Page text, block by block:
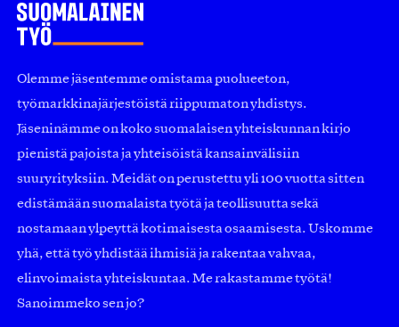
Olemme jäsentemme omistama puolueeton,
työmarkkinajärjestöistä riippumaton yhdistys.
Jäseninämme on koko suomalaisen yhteiskunnan kirjo
pienistä pajoista ja yhteisöistä kansainvälisiin
suuryrityksiin. Meidät on perustettu yli 100 vuotta sitten
edistämään suomalaista työtä ja teollisuutta sekä
nostamaan ylpeyttä kotimaisesta osaamisesta. Uskomme
yhä, että työ yhdistää ihmisiä ja rakentaa vahvaa,
elinvoimaista yhteiskuntaa. Me rakastamme työtä!
Sanoimmeko sen jo?